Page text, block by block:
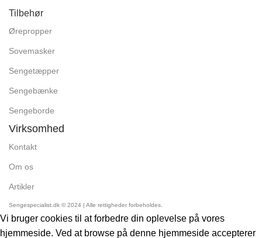
Tilbehør
Ørepropper
Sovemasker
Sengetæpper
Sengebænke
Sengeborde
Virksomhed
Kontakt
Om os
Artikler
Sengespecialist.dk © 2024 | Alle rettigheder forbeholdes.
Vi bruger cookies til at forbedre din oplevelse på vores
hjemmeside. Ved at browse på denne hjemmeside accepterer